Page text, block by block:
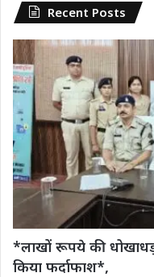
Recent Posts
*लाखों रूपये की
किया फर्दाफाश*,